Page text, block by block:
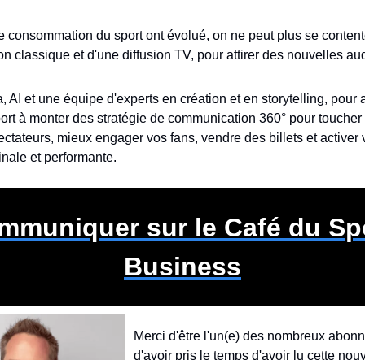
consommation du sport ont évolué, on ne peut plus se
classique et d'une diffusion TV, pour attirer des nouvelles
AI et une équipe d'experts en création et en storytelling, pour
à monter des stratégie de communication 360° pour toucher
mieux engager vos fans, vendre des billets et activer
et performante.
sur le Café du
Business
Merci d'être l'un(e) des nombreux
d'avoir pris le temps d'avoir lu cette